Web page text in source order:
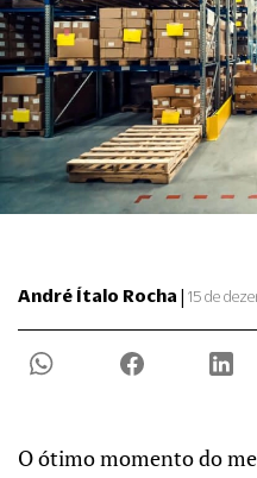
André Ítalo Rocha | 15 de
O ótimo momento do